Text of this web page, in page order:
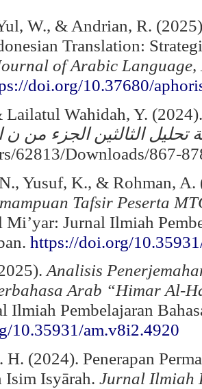
W., & Andrian, R.
Translation:
of Arabic
doi.org/10.37680/
تحليلالثالثينالجزء من ن
62813/Downloads/867-
Yusuf, K., & Rohman,
Tafsir Peserta
Mi’yar: Jurnal Ilmiah
https://doi.org/
Analisis
Arab “Himar Al-
Ilmiah Pembelajaran
10.35931/am.v8i2.4920
(2024). Penerapan
Isim Isyārah. Jurnal Ilmiah